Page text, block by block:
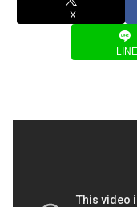
X
LINE